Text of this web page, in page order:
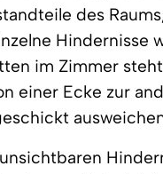
des
Hindernisse
im Zimmer
einer Ecke zur